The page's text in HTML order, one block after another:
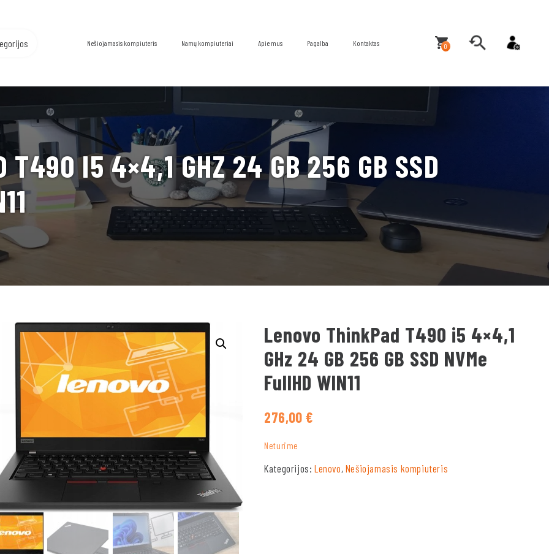
Nešiojamasis kompiuteris Namų kompiuteriai Apie mus Pagalba Kontaktas 0
T490 I5 4×4,1 GHZ 24 GB 256 GB SSD
Lenovo ThinkPad T490 i5 4×4,1
GHz 24 GB 256 GB SSD NVMe
FullHD WIN11
276,00€
Neturime
Kategorijos: Lenovo, Nešiojamasis kompiuteris